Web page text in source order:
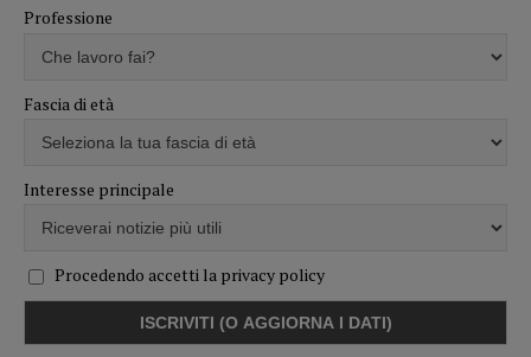
Professione
Fascia di età
Interesse principale
Procedendo accetti la privacy policy